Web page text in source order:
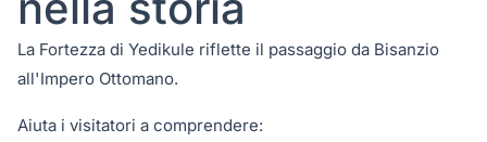
La Fortezza di Yedikule riflette il passaggio da Bisanzio
all'Impero Ottomano.
Aiuta i visitatori a comprendere: